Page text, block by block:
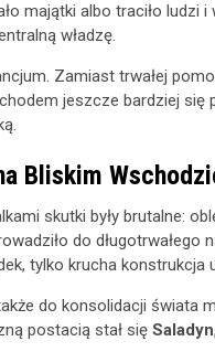
majątki albo traciło
władzę.
Zamiast trwałej
jeszcze bardziej się
Bliskim
skutki były brutalne:
do
tylko krucha konstrukcja
do konsolidacji świata
postacią stał się Saladyn